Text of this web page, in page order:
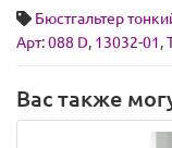
Бюстгальтер
Арт: 088 D, 13032-01,
Вас также